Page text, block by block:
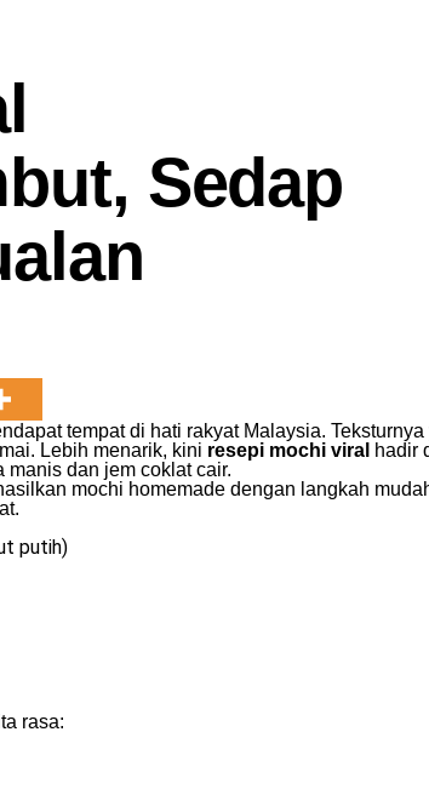
Sedap
tempat di hati rakyat Malaysia.
Lebih menarik, kini resepi mochi viral hadir
manis dan jem coklat cair.
mochi homemade dengan langkah
putih)
rasa: